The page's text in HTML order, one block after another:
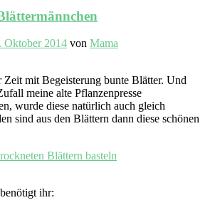
Oktober 2014 von Mama
mit Begeisterung bunte Blätter. Und
meine alte Pflanzenpresse
wurde diese natürlich auch gleich
sind aus den Blättern dann diese schönen
ihr: